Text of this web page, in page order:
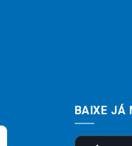
BAIXE JÁ